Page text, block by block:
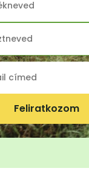
Feliratkozom